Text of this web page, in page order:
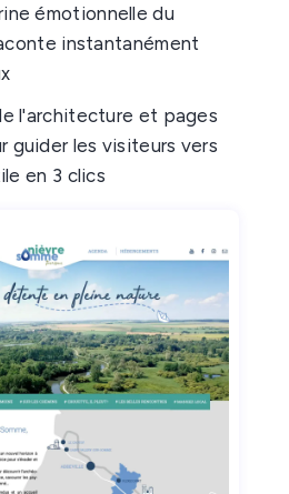
émotionnelle du
instantanément
l'architecture et pages
guider les visiteurs vers
en 3 clics